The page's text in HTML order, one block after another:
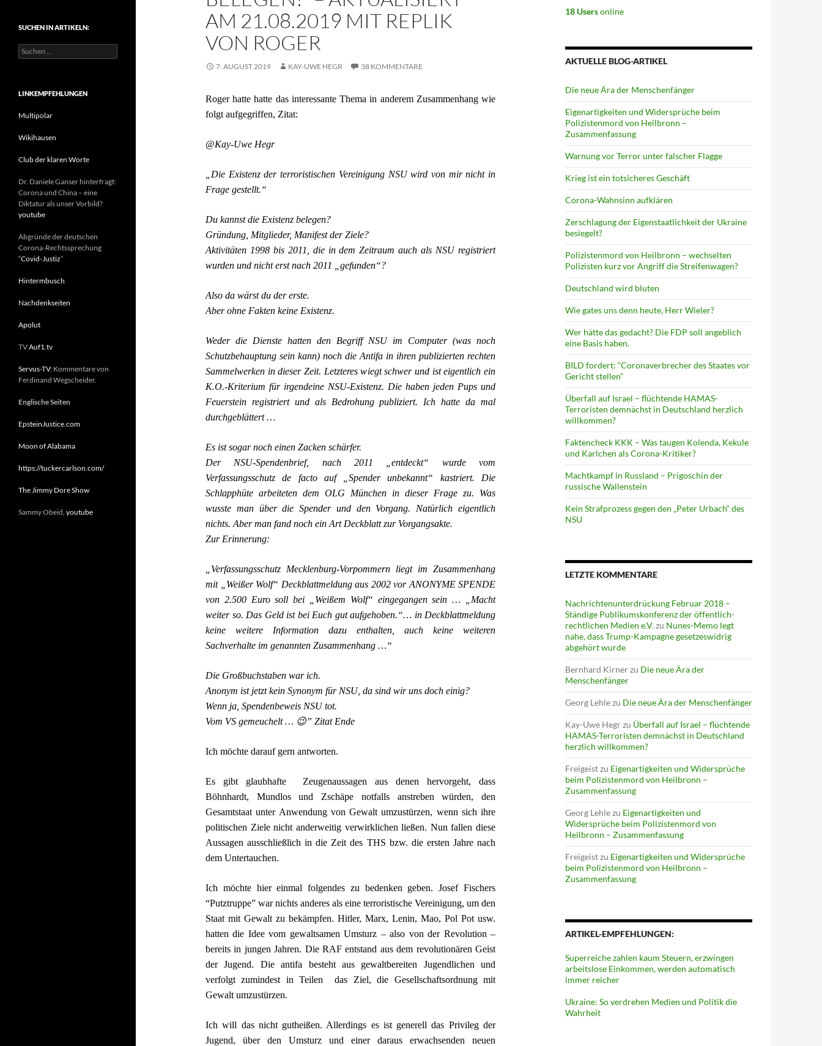
AM 21.08.2019 MIT REPLIK
VON ROGER
7. AUGUST 2019 KAY-UWE HEGR 38 KOMMENTARE
Roger hatte hatte das interessante Thema in anderem Zusammenhang wie
folgt aufgegriffen, Zitat:
@Kay-Uwe Hegr
„Die Existenz der terroristischen Vereinigung NSU wird von mir nicht in
Frage gestellt.“
Du kannst die Existenz belegen?
Gründung, Mitglieder, Manifest der Ziele?
Aktivitäten 1998 bis 2011, die in dem Zeitraum auch als NSU registriert
wurden und nicht erst nach 2011 „gefunden“?
Also da wärst du der erste.
Aber ohne Fakten keine Existenz.
Weder die Dienste hatten den Begriff NSU im Computer (was noch
Schutzbehauptung sein kann) noch die Antifa in ihren publizierten rechten
Sammelwerken in dieser Zeit. Letzteres wiegt schwer und ist eigentlich ein
K.O.-Kriterium für irgendeine NSU-Existenz. Die haben jeden Pups und
Feuerstein registriert und als Bedrohung publiziert. Ich hatte da mal
durchgeblättert …
Es ist sogar noch einen Zacken schärfer.
Der NSU-Spendenbrief, nach 2011 „entdeckt“ wurde vom
Verfassungsschutz de facto auf „Spender unbekannt“ kastriert. Die
Schlapphüte arbeiteten dem OLG München in dieser Frage zu. Was
wusste man über die Spender und den Vorgang. Natürlich eigentlich
nichts. Aber man fand noch ein Art Deckblatt zur Vorgangsakte.
Zur Erinnerung:
„Verfassungsschutz Mecklenburg-Vorpommern liegt im Zusammenhang
mit „Weißer Wolf“ Deckblattmeldung aus 2002 vor ANONYME SPENDE
von 2.500 Euro soll bei „Weißem Wolf“ eingegangen sein … „Macht
weiter so. Das Geld ist bei Euch gut aufgehoben.“… in Deckblattmeldung
keine weitere Information dazu enthalten, auch keine weiteren
Sachverhalte im genannten Zusammenhang …“
Die Großbuchstaben war ich.
Anonym ist jetzt kein Synonym für NSU, da sind wir uns doch einig?
Wenn ja, Spendenbeweis NSU tot.
Vom VS gemeuchelt … 😉” Zitat Ende
Ich möchte darauf gern antworten.
Es gibt glaubhafte Zeugenaussagen aus denen hervorgeht, dass
Böhnhardt, Mundlos und Zschäpe notfalls anstreben würden, den
Gesamtstaat unter Anwendung von Gewalt umzustürzen, wenn sich ihre
politischen Ziele nicht anderweitig verwirklichen ließen. Nun fallen diese
Aussagen ausschließlich in die Zeit des THS bzw. die ersten Jahre nach
dem Untertauchen.
Ich möchte hier einmal folgendes zu bedenken geben. Josef Fischers
“Putztruppe” war nichts anderes als eine terroristische Vereinigung, um den
Staat mit Gewalt zu bekämpfen. Hitler, Marx, Lenin, Mao, Pol Pot usw.
hatten die Idee vom gewaltsamen Umsturz – also von der Revolution –
bereits in jungen Jahren. Die RAF entstand aus dem revolutionären Geist
der Jugend. Die antifa besteht aus gewaltbereiten Jugendlichen und
verfolgt zumindest in Teilen das Ziel, die Gesellschaftsordnung mit
Gewalt umzustürzen.
Ich will das nicht gutheißen. Allerdings es ist generell das Privileg der
Jugend, über den Umsturz und einer daraus erwachsenden neuen
18 Usersonline
AKTUELLE BLOG-ARTIKEL
Die neue Ära der Menschenfänger
Eigenartigkeiten und Widersprüche beim
Polizistenmord von Heilbronn –
Zusammenfassung
Warnung vor Terror unter falscher Flagge
Krieg ist ein totsicheres Geschäft
Corona-Wahnsinn aufklären
Zerschlagung der Eigenstaatlichkeit der Ukraine
besiegelt?
Polizistenmord von Heilbronn – wechselten
Polizisten kurz vor Angriff die Streifenwagen?
Deutschland wird bluten
Wie gates uns denn heute, Herr Wieler?
Wer hätte das gedacht? Die FDP soll angeblich
eine Basis haben.
BILD fordert: “Coronaverbrecher des Staates vor
Gericht stellen”
Überfall auf Israel – flüchtende HAMAS-
Terroristen demnächst in Deutschland herzlich
willkommen?
Faktencheck KKK – Was taugen Kolenda, Kekule
und Karlchen als Corona-Kritiker?
Machtkampf in Russland – Prigoschin der
russische Wallenstein
Kein Strafprozess gegen den „Peter Urbach“ des
NSU
LETZTE KOMMENTARE
Nachrichtenunterdrückung Februar 2018 –
Ständige Publikumskonferenz der öffentlich-
rechtlichen Medien e.V.zu Nunes-Memo legt
nahe, dass Trump-Kampagne gesetzeswidrig
abgehört wurde
Bernhard Kirnerzu Die neue Ära der
Menschenfänger
Georg Lehlezu Die neue Ära der Menschenfänger
Kay-Uwe Hegrzu Überfall auf Israel – flüchtende
HAMAS-Terroristen demnächst in Deutschland
herzlich willkommen?
Freigeistzu Eigenartigkeiten und Widersprüche
beim Polizistenmord von Heilbronn –
Zusammenfassung
Georg Lehlezu Eigenartigkeiten und
Widersprüche beim Polizistenmord von
Heilbronn – Zusammenfassung
Freigeistzu Eigenartigkeiten und Widersprüche
beim Polizistenmord von Heilbronn –
Zusammenfassung
ARTIKEL-EMPFEHLUNGEN:
Superreiche zahlen kaum Steuern, erzwingen
arbeitslose Einkommen, werden automatisch
immer reicher
Ukraine: So verdrehen Medien und Politik die
Wahrheit
g
SUCHEN IN ARTIKELN:
S
u
e
n
c
:
LINKEMPFEHLUNGEN
Multipolar
Wikihausen
Club der klaren Worte
Dr. Daniele Ganser hinterfragt:
Corona und China – eine
Diktatur als unser Vorbild?
youtube
Abgründe der deutschen
Corona-Rechtssprechung
“Covid-Justiz”
Hintermbusch
Nachdenkseiten
Apolut
TVAuf1.tv
Servus-TV: Kommentare von
Ferdinand Wegscheider.
Englische Seiten
EpsteinJustice.com
Moon of Alabama
https://tuckercarlson.com/
The Jimmy Dore Show
Sammy Obeid, youtube